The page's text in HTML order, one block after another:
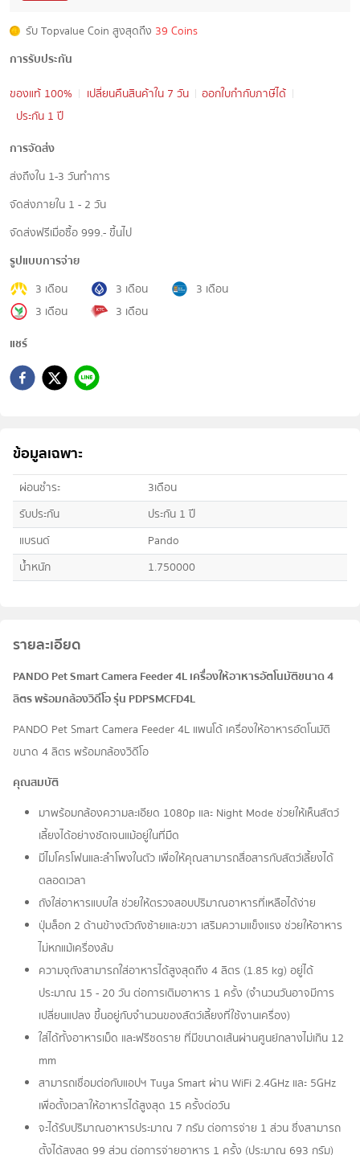
รับ Topvalue Coin สูงสุดถึง 39 Coins
การรับประกัน
ของแท้ 100%
เปลี่ยนคืนสินค้าใน 7 วัน
ออกใบกำกับภาษีได้
ประกัน 1 ปี
การจัดส่ง
ส่งถึงใน 1-3 วันทำการ
จัดส่งภายใน 1 - 2 วัน
จัดส่งฟรีเมื่อซื้อ 999.- ขึ้นไป
รูปแบบการจ่าย
3 เดือน
3 เดือน
3 เดือน
3 เดือน
3 เดือน
แชร์
ข้อมูลเฉพาะ
ผ่อนชำระ
3เดือน
รับประกัน
ประกัน 1 ปี
แบรนด์
Pando
น้ำหนัก
1.750000
รายละเอียด
PANDO Pet Smart Camera Feeder 4L เครื่องให้อาหารอัตโนมัติขนาด 4
ลิตร พร้อมกล้องวิดีโอ รุ่น PDPSMCFD4L
PANDO Pet Smart Camera Feeder 4L แพนโด้ เครื่องให้อาหารอัตโนมัติ
ขนาด 4 ลิตร พร้อมกล้องวิดีโอ
คุณสมบัติ
มาพร้อมกล้องความละเอียด 1080p และ Night Mode ช่วยให้เห็นสัตว์
เลี้ยงได้อย่างชัดเจนแม้อยู่ในที่มืด
มีไมโครโฟนและลำโพงในตัว เพื่อให้คุณสามารถสื่อสารกับสัตว์เลี้ยงได้
ตลอดเวลา
ถังใส่อาหารแบบใส ช่วยให้ตรวจสอบปริมาณอาหารที่เหลือได้ง่าย
ปุ่มล็อก 2 ด้านข้างตัวถังซ้ายและขวา เสริมความแข็งแรง ช่วยให้อาหาร
ไม่หกแม้เครื่องล้ม
ความจุถังสามารถใส่อาหารได้สูงสุดถึง 4 ลิตร (1.85 kg) อยู่ได้
ประมาณ 15 - 20 วัน ต่อการเติมอาหาร 1 ครั้ง (จำนวนวันอาจมีการ
เปลี่ยนแปลง ขึ้นอยู่กับจำนวนของสัตว์เลี้ยงที่ใช้งานเครื่อง)
ใส่ได้ทั้งอาหารเม็ด และฟรีซดราย ที่มีขนาดเส้นผ่านศูนย์กลางไม่เกิน 12
mm
สามารถเชื่อมต่อกับแอปฯ Tuya Smart ผ่าน WiFi 2.4GHz และ 5GHz
เพื่อตั้งเวลาให้อาหารได้สูงสุด 15 ครั้งต่อวัน
จะได้รับปริมาณอาหารประมาณ 7 กรัม ต่อการจ่าย 1 ส่วน ซึ่งสามารถ
ตั้งได้สูงสุด 99 ส่วน ต่อการจ่ายอาหาร 1 ครั้ง (ประมาณ 693 กรัม)